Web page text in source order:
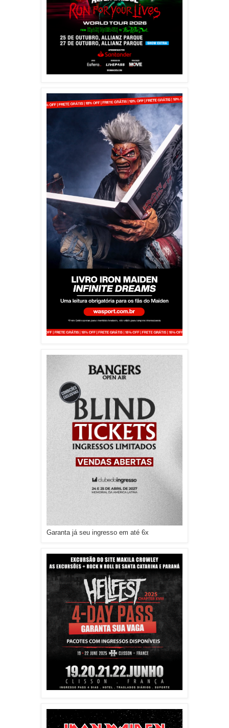
Garanta já seu ingresso em até 6x